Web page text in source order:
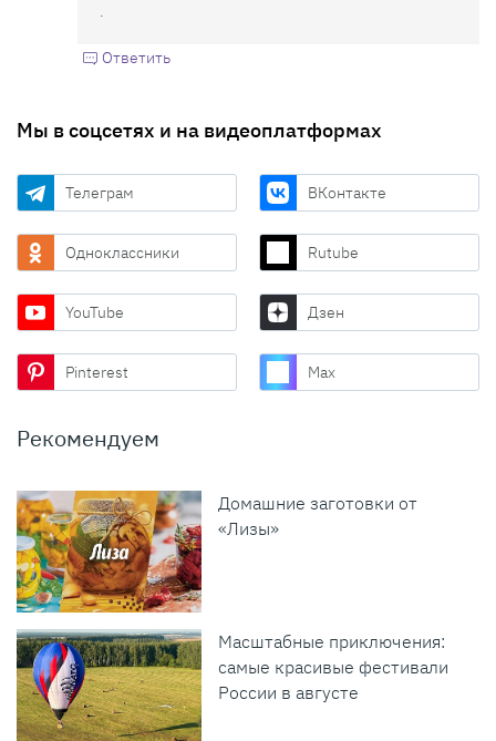
Ответить
Мы в соцсетях и на видеоплатформах
Телеграм ВКонтакте
Одноклассники Rutube
YouTube Дзен
Pinterest Max
Рекомендуем
Домашние заготовки от
«Лизы»
Масштабные приключения:
самые красивые фестивали
России в августе